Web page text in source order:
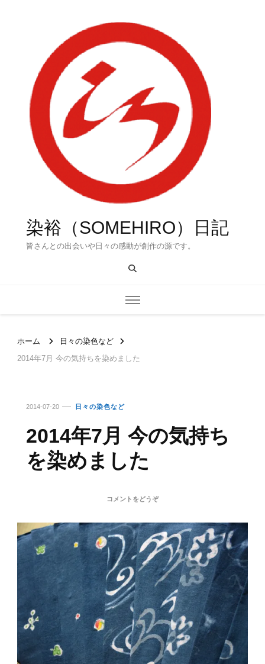
染裕（SOMEHIRO）日記
皆さんとの出会いや日々の感動が創作の源です。
ホーム
日々の染色など
2014年7月 今の気持ちを染めました
2014-07-20 日々の染色など
2014年7月 今の気持ち
を染めました
コメントをどうぞ(2014
月
今
の
気
持
を
染
め
ま
し
た)